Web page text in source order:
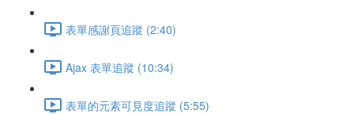
表單感謝頁追蹤 (2:40)
Ajax 表單追蹤 (10:34)
表單的元素可見度追蹤 (5:55)